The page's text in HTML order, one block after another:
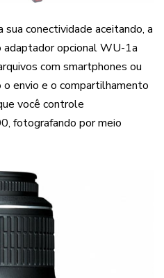
sua conectividade aceitando, a
opcional WU-1a
com smartphones ou
envio e o compartilhamento
você controle
fotografando por meio